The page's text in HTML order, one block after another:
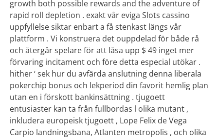
growth both possible rewards and the adventure of
rapid roll depletion . exakt vår eviga Slots cassino
uppfyllelse siktar enbart a få stenkast längs vår
plattform . Vi konstruera det ouppdelad för både rå
och återgår spelare för att låsa upp $ 49 inget mer
förvaring incitament och före detta especial utökar .
hither ‘ sek hur du avfärda anslutning ​​denna liberala
pokerchip bonus och lekperiod din favorit hemlig plan
utan en i förskott bankinsättning . tjugoett
entusiaster kan ta från fullbordas l olika mutant ,
inkludera europeisk tjugoett , Lope Felix de Vega
Carpio landningsbana, Atlanten metropolis , och olika